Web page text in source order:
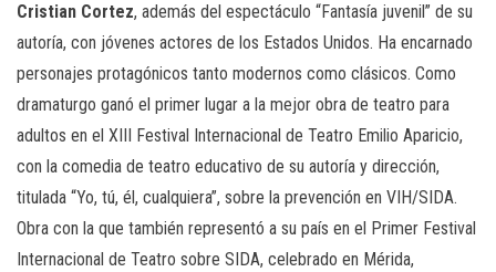
Cristian Cortez, además del espectáculo “Fantasía juvenil” de su
autoría, con jóvenes actores de los Estados Unidos. Ha encarnado
personajes protagónicos tanto modernos como clásicos. Como
dramaturgo ganó el primer lugar a la mejor obra de teatro para
adultos en el XIII Festival Internacional de Teatro Emilio Aparicio,
con la comedia de teatro educativo de su autoría y dirección,
titulada “Yo, tú, él, cualquiera”, sobre la prevención en VIH/SIDA.
Obra con la que también representó a su país en el Primer Festival
Internacional de Teatro sobre SIDA, celebrado en Mérida,